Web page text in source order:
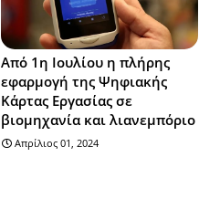
Από 1η Ιουλίου η πλήρης
εφαρμογή της Ψηφιακής
Κάρτας Εργασίας σε
βιομηχανία και λιανεμπόριο
Απρίλιος 01, 2024